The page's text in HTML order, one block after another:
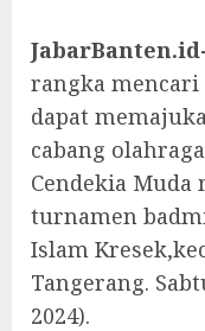
rangka
dapat
cabang
Cendekia Muda
turnamen
Islam
Tangerang.
2024).